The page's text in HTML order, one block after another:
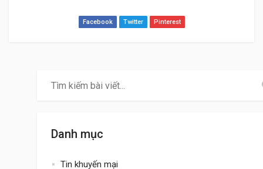
Facebook Twitter Pinterest
Danh mục
Tin khuyến mại